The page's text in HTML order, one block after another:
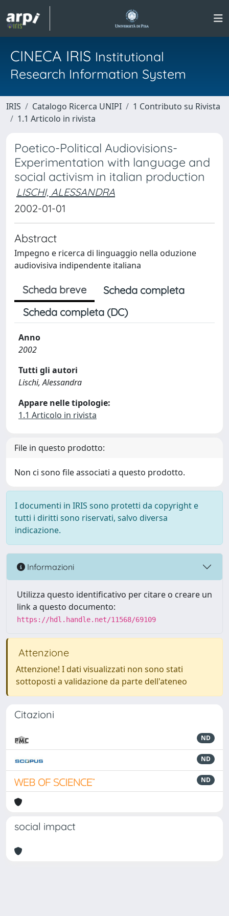
CINECA IRIS Institutional
Research Information System
IRIS Catalogo Ricerca UNIPI
1 Contributo su Rivista
1.1 Articolo in rivista
Poetico-Political Audiovisions-
Experimentation with language and
social activism in italian production
LISCHI, ALESSANDRA
2002-01-01
Abstract
Impegno e ricerca di linguaggio nella oduzione
audiovisiva indipendente italiana
Scheda breve
Scheda completa
Scheda completa (DC)
Anno
2002
Tutti gli autori
Lischi, Alessandra
Appare nelle tipologie:
1.1 Articolo in rivista
File in questo prodotto:
Non ci sono file associati a questo prodotto.
I documenti in IRIS sono protetti da copyright e
tutti i diritti sono riservati, salvo diversa
indicazione.
Informazioni
Utilizza questo identificativo per citare o creare un
link a questo documento:
https://hdl.handle.net/11568/69109
Attenzione
Attenzione! I dati visualizzati non sono stati
sottoposti a validazione da parte dell'ateneo
Citazioni
ND
ND
ND
social impact